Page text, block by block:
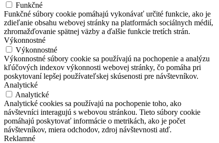
Funkčné
Funkčné súbory cookie pomáhajú vykonávať určité funkcie, ako je
zdieľanie obsahu webovej stránky na platformách sociálnych médií,
zhromažďovanie spätnej väzby a ďalšie funkcie tretích strán.
Výkonnostné
Výkonnostné
Výkonnostné súbory cookie sa používajú na pochopenie a analýzu
kľúčových indexov výkonnosti webovej stránky, čo pomáha pri
poskytovaní lepšej používateľskej skúsenosti pre návštevníkov.
Analytické
Analytické
Analytické cookies sa používajú na pochopenie toho, ako
návštevníci interagujú s webovou stránkou. Tieto súbory cookie
pomáhajú poskytovať informácie o metrikách, ako je počet
návštevníkov, miera odchodov, zdroj návštevnosti atď.
Reklamné